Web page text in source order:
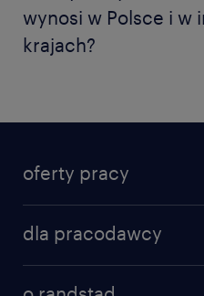
wynosi w Polsce i w
krajach?
oferty pracy
dla pracodawcy